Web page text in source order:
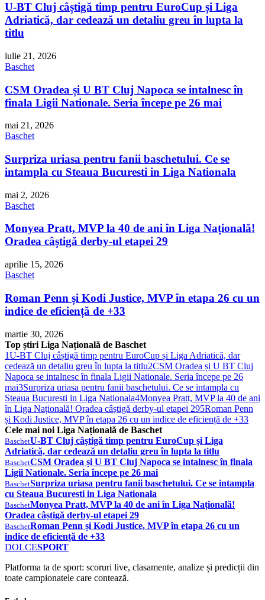
U-BT Cluj câștigă timp pentru EuroCup și Liga
Adriatică, dar cedează un detaliu greu în lupta la
titlu
iulie 21, 2026
Baschet
CSM Oradea și U BT Cluj Napoca se intalnesc în
finala Ligii Nationale. Seria începe pe 26 mai
mai 21, 2026
Baschet
Surpriza uriasa pentru fanii baschetului. Ce se
intampla cu Steaua Bucuresti in Liga Nationala
mai 2, 2026
Baschet
Monyea Pratt, MVP la 40 de ani în Liga Națională!
Oradea câștigă derby-ul etapei 29
aprilie 15, 2026
Baschet
Roman Penn și Kodi Justice, MVP în etapa 26 cu un
indice de eficiență de +33
martie 30, 2026
Top știri Liga Națională de Baschet
1U-BT Cluj câștigă timp pentru EuroCup și Liga Adriatică, dar
cedează un detaliu greu în lupta la titlu2CSM Oradea și U BT Cluj
Napoca se intalnesc în finala Ligii Nationale. Seria începe pe 26
mai3Surpriza uriasa pentru fanii baschetului. Ce se intampla cu
Steaua Bucuresti in Liga Nationala4Monyea Pratt, MVP la 40 de ani
în Liga Națională! Oradea câștigă derby-ul etapei 295Roman Penn
și Kodi Justice, MVP în etapa 26 cu un indice de eficiență de +33
Cele mai noi Liga Națională de Baschet
BaschetU-BT Cluj câștigă timp pentru EuroCup și Liga
Adriatică, dar cedează un detaliu greu în lupta la titlu
BaschetCSM Oradea și U BT Cluj Napoca se intalnesc în finala
Ligii Nationale. Seria începe pe 26 mai
BaschetSurpriza uriasa pentru fanii baschetului. Ce se intampla
cu Steaua Bucuresti in Liga Nationala
BaschetMonyea Pratt, MVP la 40 de ani în Liga Națională!
Oradea câștigă derby-ul etapei 29
BaschetRoman Penn și Kodi Justice, MVP în etapa 26 cu un
indice de eficiență de +33
DOLCESPORT
Platforma ta de sport: scoruri live, clasamente, analize și predicții din
toate campionatele care contează.